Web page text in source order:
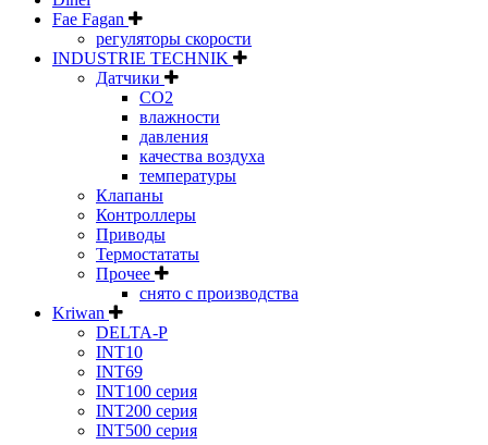
Fae Fagan
регуляторы скорости
INDUSTRIE TECHNIK
Датчики
CO2
влажности
давления
качества воздуха
температуры
Клапаны
Контроллеры
Приводы
Термостататы
Прочее
снято с производства
Kriwan
DELTA-P
INT10
INT69
INT100 серия
INT200 серия
INT500 серия